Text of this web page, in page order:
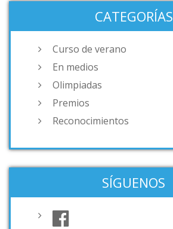
CATEGORÍAS
Curso de verano
En medios
Olimpiadas
Premios
Reconocimientos
SÍGUENOS